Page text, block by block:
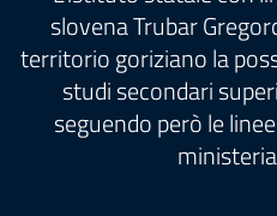
slovena Trubar
territorio goriziano la
studi secondari
seguendo però le